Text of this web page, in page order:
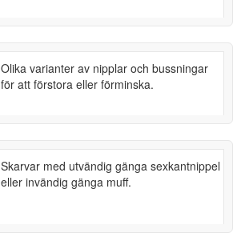
Olika varianter av nipplar och bussningar
för att förstora eller förminska.
Skarvar med utvändig gänga sexkantnippel
eller invändig gänga muff.